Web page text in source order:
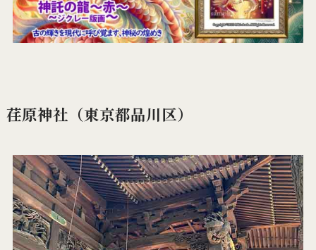
荏原神社（東京都品川区）